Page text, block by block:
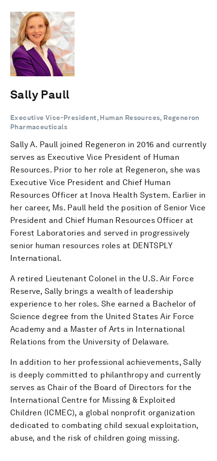
Sally Paull
Executive Vice-President, Human Resources, Regeneron
Pharmaceuticals
Sally A. Paull joined Regeneron in 2016 and currently
serves as Executive Vice President of Human
Resources. Prior to her role at Regeneron, she was
Executive Vice President and Chief Human
Resources Officer at Inova Health System. Earlier in
her career, Ms. Paull held the position of Senior Vice
President and Chief Human Resources Officer at
Forest Laboratories and served in progressively
senior human resources roles at DENTSPLY
International.
A retired Lieutenant Colonel in the U.S. Air Force
Reserve, Sally brings a wealth of leadership
experience to her roles. She earned a Bachelor of
Science degree from the United States Air Force
Academy and a Master of Arts in International
Relations from the University of Delaware.
In addition to her professional achievements, Sally
is deeply committed to philanthropy and currently
serves as Chair of the Board of Directors for the
International Centre for Missing & Exploited
Children (ICMEC), a global nonprofit organization
dedicated to combating child sexual exploitation,
abuse, and the risk of children going missing.